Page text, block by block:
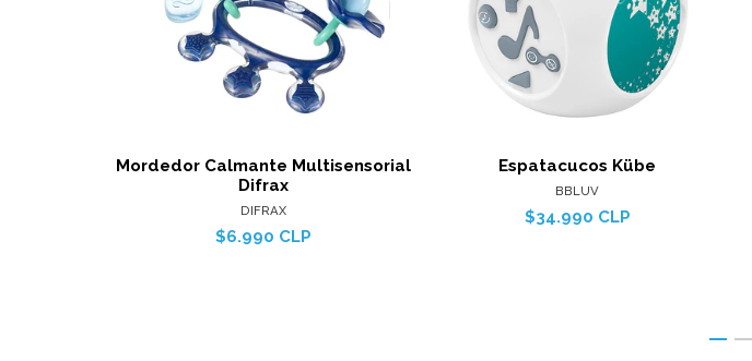
Mordedor Calmante Multisensorial
Difrax
DIFRAX
$6.990 CLP
Ver detalles
Espatacucos Kübe
BBLUV
$34.990 CLP
Ver detalles